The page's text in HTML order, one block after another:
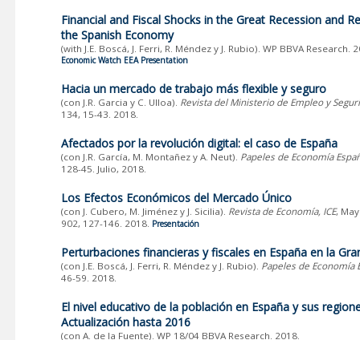
Financial and Fiscal Shocks in the Great Recession and
the Spanish Economy
(with J.E. Boscá, J. Ferri, R. Méndez y J. Rubio). WP BBVA Research.
Economic Watch EEA Presentation
Hacia un mercado de trabajo más flexible y seguro
(con J.R. Garcia y C. Ulloa). Revista del Ministerio de Empleo y
134, 15-43. 2018.
Afectados por la revolución digital: el caso de España
(con J.R. García, M. Montañez y A. Neut). Papeles de Economía
128-45. Julio, 2018.
Los Efectos Económicos del Mercado Único
(con J. Cubero, M. Jiménez y J. Sicilia). Revista de Economía, ICE,
902, 127-146. 2018. Presentación
Perturbaciones financieras y fiscales en España en la
(con J.E. Boscá, J. Ferri, R. Méndez y J. Rubio). Papeles de Economía
46-59. 2018.
El nivel educativo de la población en España y sus
Actualización hasta 2016
(con A. de la Fuente). WP 18/04 BBVA Research. 2018.